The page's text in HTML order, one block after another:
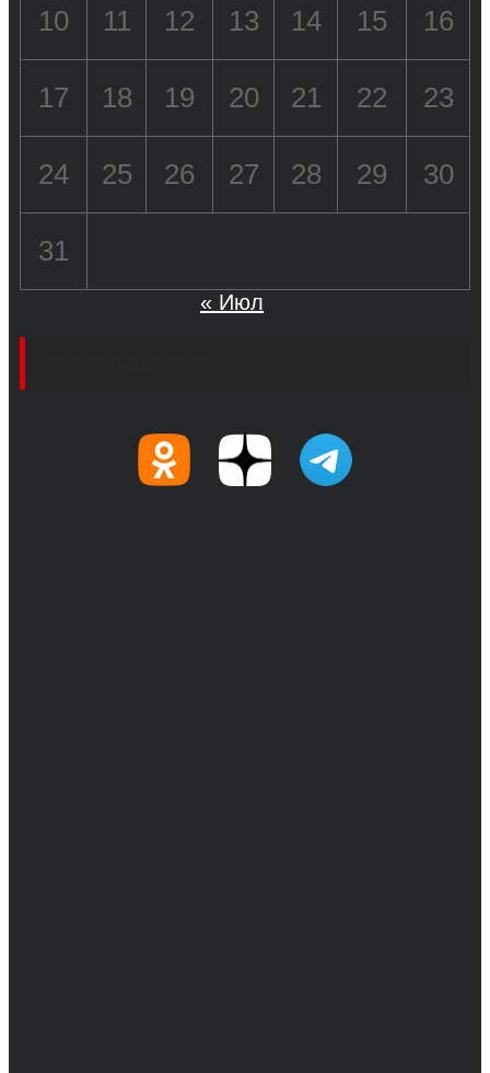
10 11 12 13 14 15 16
17 18 19 20 21 22 23
24 25 26 27 28 29 30
31
« Июл